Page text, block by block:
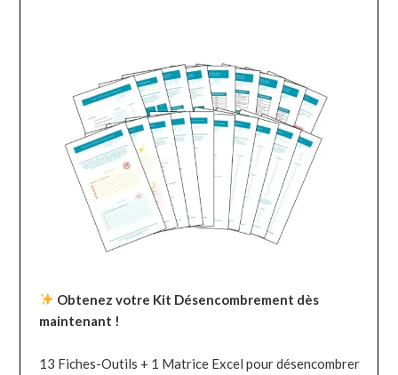
Obtenez votre Kit Désencombrement dès
maintenant !
13 Fiches-Outils + 1 Matrice Excel pour désencombrer